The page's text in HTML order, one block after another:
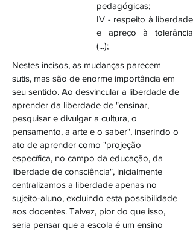
pedagógicas;
IV - respeito à liberdade
e apreço à tolerância
(...);
Nestes incisos, as mudanças parecem
sutis, mas são de enorme importância em
seu sentido. Ao desvincular a liberdade de
aprender da liberdade de "ensinar,
pesquisar e divulgar a cultura, o
pensamento, a arte e o saber", inserindo o
ato de aprender como "projeção
específica, no campo da educação, da
liberdade de consciência", inicialmente
centralizamos a liberdade apenas no
sujeito-aluno, excluindo esta possibilidade
aos docentes. Talvez, pior do que isso,
seria pensar que a escola é um ensino